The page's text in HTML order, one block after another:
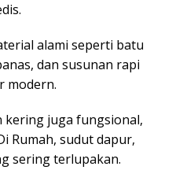
alami seperti batu
dan susunan rapi
modern.
kering juga fungsional,
Rumah, sudut dapur,
sering terlupakan.